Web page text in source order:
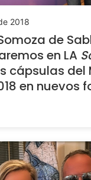
2018
de
en LA
cápsulas del
en nuevos